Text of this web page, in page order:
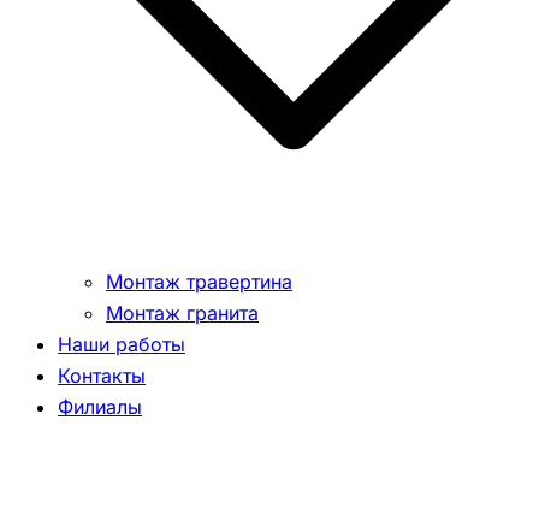
Монтаж травертина
Монтаж гранита
Наши работы
Контакты
Филиалы